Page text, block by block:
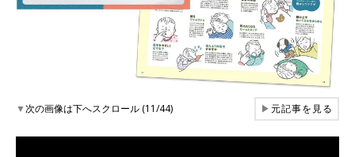
▼次の画像は下へスクロール (11/44) ▶元記事を見る